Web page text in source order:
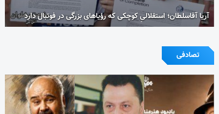
آریا آقاسلطان؛ استقلالیِ کوچکی که رؤیاهای بزرگی در فوتبال دارد
تصادفی